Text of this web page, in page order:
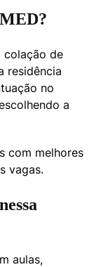
colação de
residência
no
a
com melhores
vagas.
aulas,